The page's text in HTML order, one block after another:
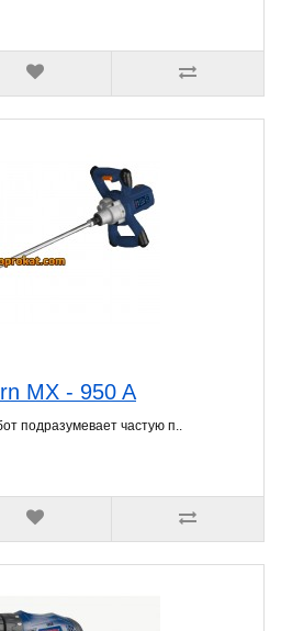
MX - 950 A
подразумевает частую п..